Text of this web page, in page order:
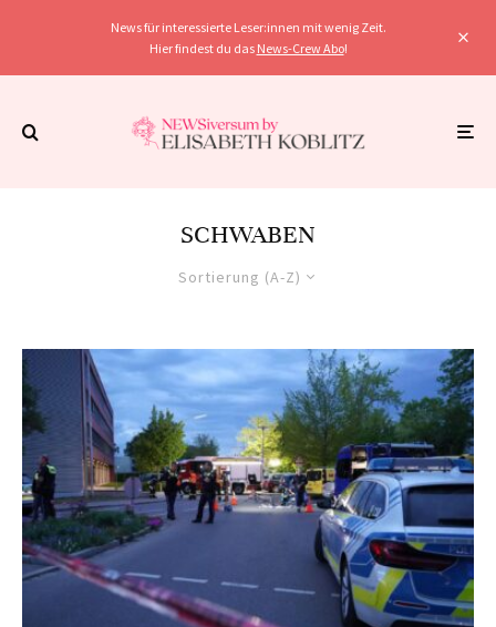
News für interessierte Leser:innen mit wenig Zeit.
Hier findest du das News-Crew Abo!
SCHWABEN
Sortierung (A-Z)